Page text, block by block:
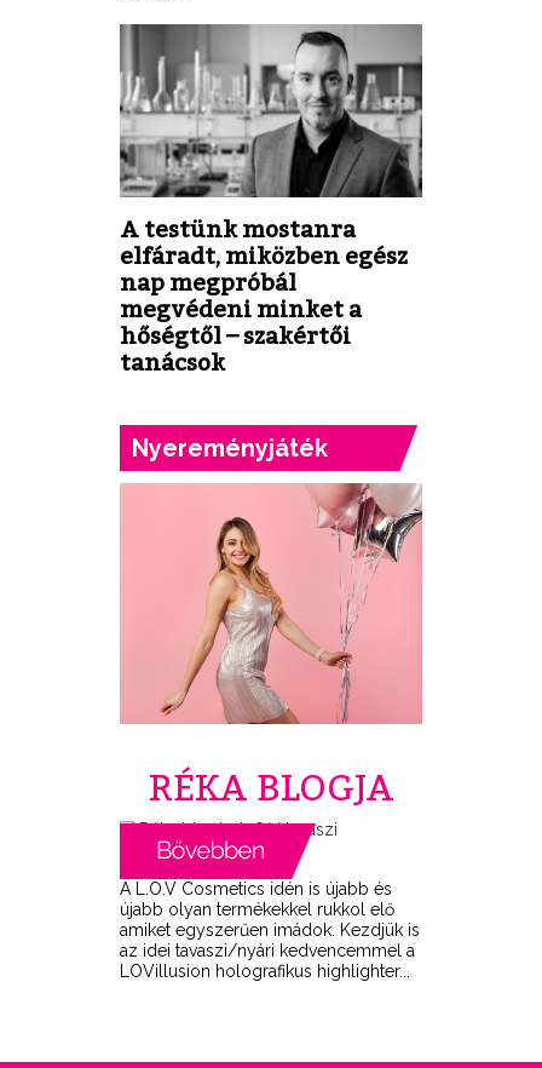
A testünk mostanra
elfáradt, miközben egész
nap megpróbál
megvédeni minket a
hőségtől – szakértői
tanácsok
Nyereményjáték
RÉKA BLOGJA
A L.O.V Cosmetics idén is újabb és
újabb olyan termékekkel rukkol elő
amiket egyszerűen imádok. Kezdjük is
az idei tavaszi/nyári kedvencemmel a
LOVillusion holografikus highlighter...